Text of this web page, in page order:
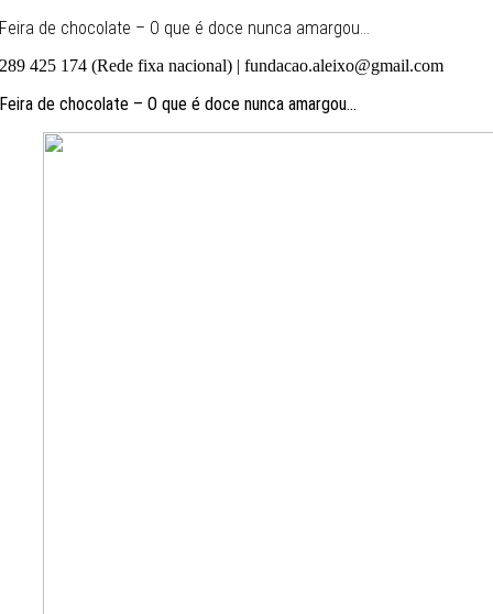
Feira de chocolate – O que é doce nunca amargou…
289 425 174 (Rede fixa nacional) | fundacao.aleixo@gmail.com
Feira de chocolate – O que é doce nunca amargou…